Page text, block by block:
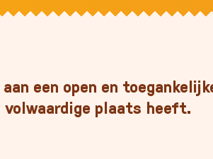
een open en
volwaardige plaats heeft.